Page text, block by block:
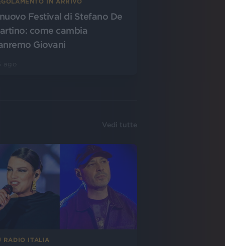
IN ARRIVO
Festival di Stefano De
come cambia
Giovani
Vedi tutte
RADIO ITALIA